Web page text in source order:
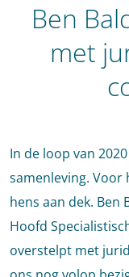
Ben
met
In de loop van
samenleving. Voor
hens aan dek. Ben
Hoofd
overstelpt met